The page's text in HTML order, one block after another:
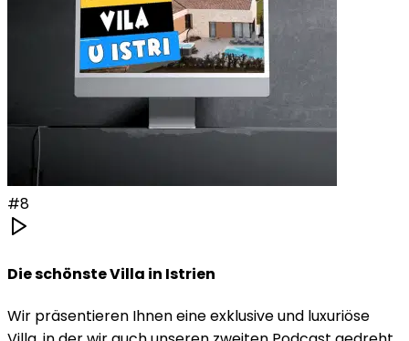
#8
Die schönste Villa in Istrien
Wir präsentieren Ihnen eine exklusive und luxuriöse